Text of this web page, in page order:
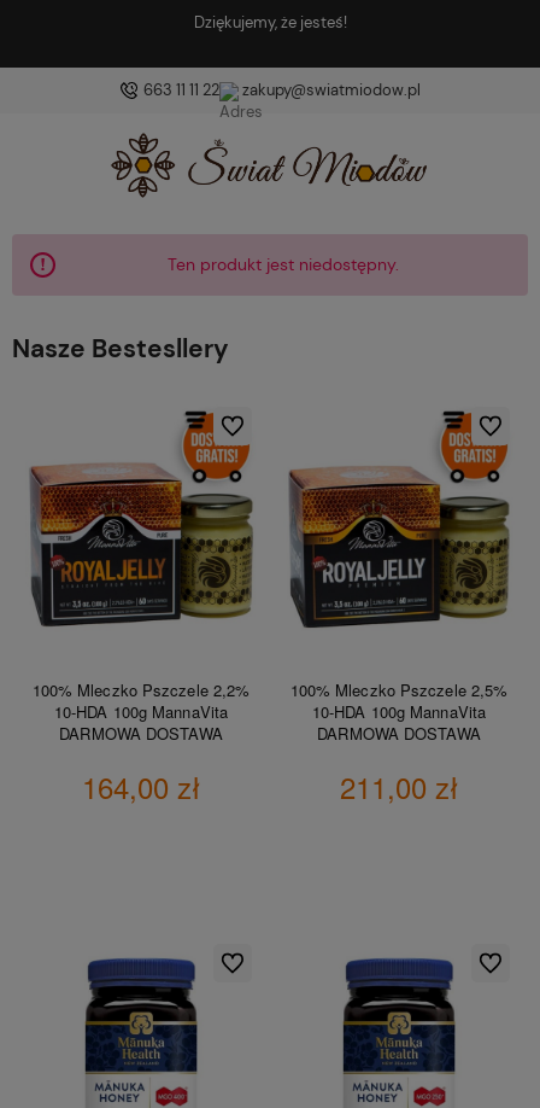
Znajdź coś dobrego i coś
663 11 11 22 zakupy@swiatmiodow.pl
Ten produkt jest niedostępny.
Nasze Bestesllery
100% Mleczko Pszczele 2,2%
10-HDA 100g MannaVita
DARMOWA DOSTAWA
164,00 zł
Do ulubionych
100% Mleczko Pszczele 2,5%
10-HDA 100g MannaVita
DARMOWA DOSTAWA
211,00 zł
Do
Do ulubionych Do